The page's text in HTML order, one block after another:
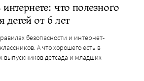
что полезного
детей от 6 лет
безопасности и интернет-
А что хорошего есть в
выпускников детсада и младших